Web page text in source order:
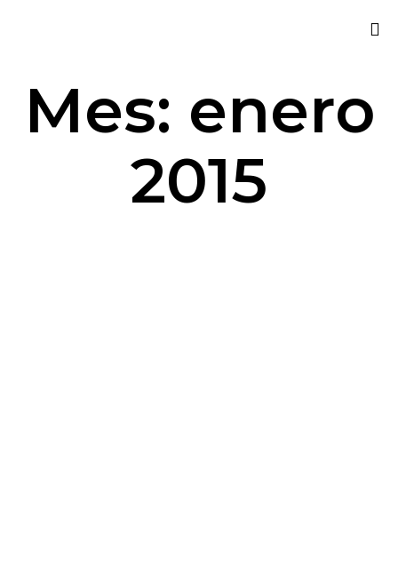
Mes: enero
2015